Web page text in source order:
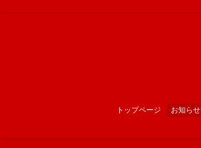
トップページ お知らせ